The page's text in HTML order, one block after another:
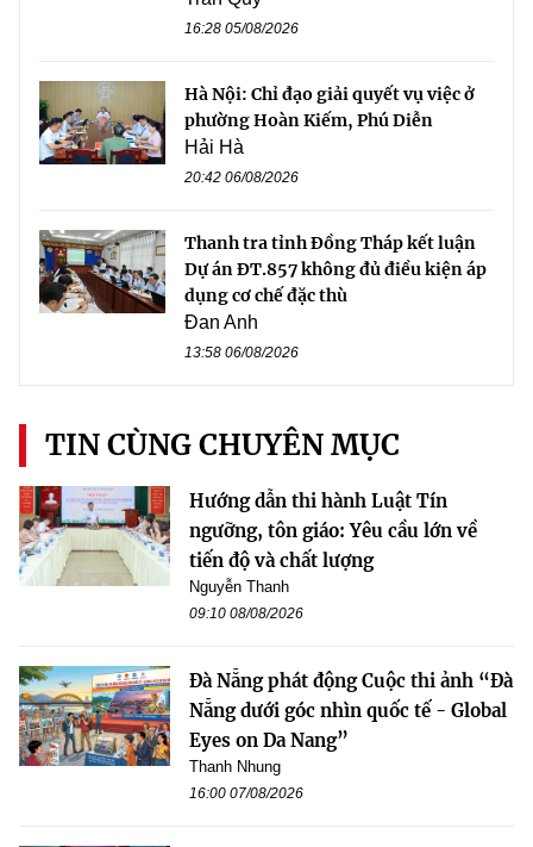
16:28 05/08/2026
Hà Nội: Chỉ đạo giải quyết vụ việc ở
phường Hoàn Kiếm, Phú Diễn
Hải Hà
20:42 06/08/2026
Thanh tra tỉnh Đồng Tháp kết luận
Dự án ĐT.857 không đủ điều kiện áp
dụng cơ chế đặc thù
Đan Anh
13:58 06/08/2026
TIN CÙNG CHUYÊN MỤC
Hướng dẫn thi hành Luật Tín
ngưỡng, tôn giáo: Yêu cầu lớn về
tiến độ và chất lượng
Nguyễn Thanh
09:10 08/08/2026
Đà Nẵng phát động Cuộc thi ảnh “Đà
Nẵng dưới góc nhìn quốc tế - Global
Eyes on Da Nang”
Thanh Nhung
16:00 07/08/2026